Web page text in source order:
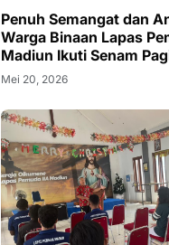
Penuh Semangat dan
Warga Binaan Lapas
Madiun Ikuti Senam
Mei 20, 2026